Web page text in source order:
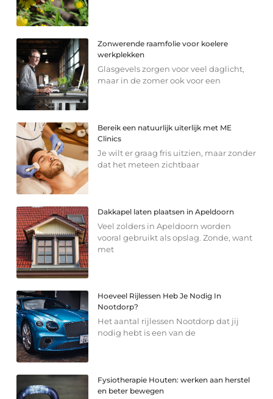
Zonwerende raamfolie voor koelere
werkplekken
Glasgevels zorgen voor veel daglicht,
maar in de zomer ook voor een
Bereik een natuurlijk uiterlijk met ME
Clinics
Je wilt er graag fris uitzien, maar zonder
dat het meteen zichtbaar
Dakkapel laten plaatsen in Apeldoorn
Veel zolders in Apeldoorn worden
vooral gebruikt als opslag. Zonde, want
met
Hoeveel Rijlessen Heb Je Nodig In
Nootdorp?
Het aantal rijlessen Nootdorp dat jij
nodig hebt is een van de
Fysiotherapie Houten: werken aan herstel
en beter bewegen